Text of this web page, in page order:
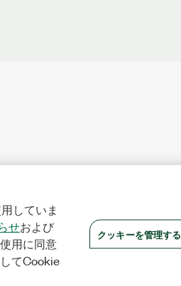
していま
せおよび
用に同意
てCookie
クッキーを管理する